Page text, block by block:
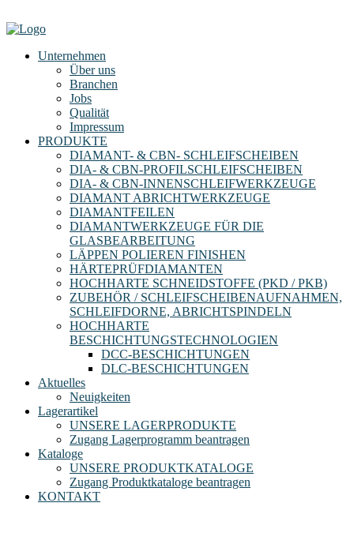
Unternehmen
Über uns
Branchen
Jobs
Qualität
Impressum
PRODUKTE
DIAMANT- & CBN- SCHLEIFSCHEIBEN
DIA- & CBN-PROFILSCHLEIFSCHEIBEN
DIA- & CBN-INNENSCHLEIFWERKZEUGE
DIAMANT ABRICHTWERKZEUGE
DIAMANTFEILEN
DIAMANTWERKZEUGE FÜR DIE
GLASBEARBEITUNG
LÄPPEN POLIEREN FINISHEN
HÄRTEPRÜFDIAMANTEN
HOCHHARTE SCHNEIDSTOFFE (PKD / PKB)
ZUBEHÖR / SCHLEIFSCHEIBENAUFNAHMEN,
SCHLEIFDORNE, ABRICHTSPINDELN
HOCHHARTE
BESCHICHTUNGSTECHNOLOGIEN
DCC-BESCHICHTUNGEN
DLC-BESCHICHTUNGEN
Aktuelles
Neuigkeiten
Lagerartikel
UNSERE LAGERPRODUKTE
Zugang Lagerprogramm beantragen
Kataloge
UNSERE PRODUKTKATALOGE
Zugang Produktkataloge beantragen
KONTAKT